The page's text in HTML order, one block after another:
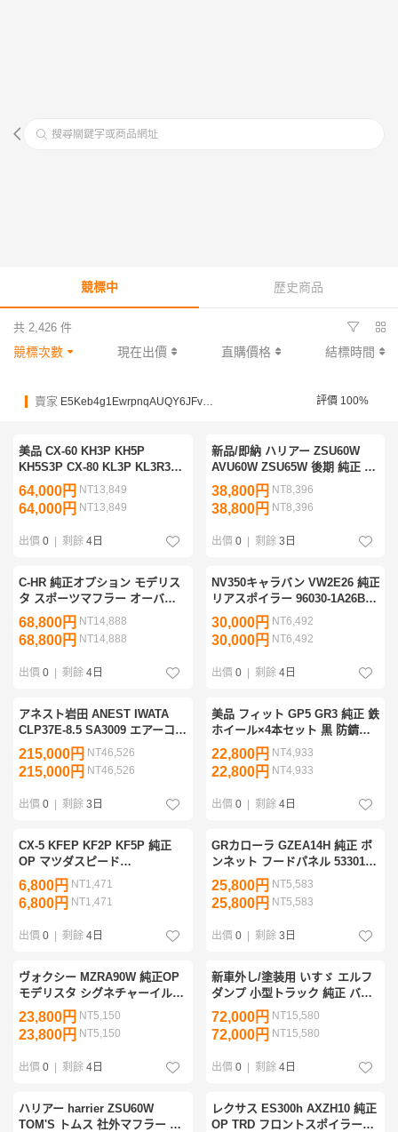
搜尋關鍵字或商品網址
競標中 歷史商品
共 2,426 件
競標次數 現在出價 直購價格 結標時間
賣家 E5Keb4g1EwrpnqAUQY6JFvysyD6Ys 評價 100%
美品 CX-60 KH3P KH5P
KH5S3P CX-80 KL3P KL3R3P
社外 AutoExe オートエグゼ フ
ロントグリル KHA1V4220
KHA1-V4-220 艶消しブラック
64,000円 NT13,849
64,000円 NT13,849
出價 0 | 剩餘 4日
新品/即納 ハリアー ZSU60W
AVU60W ZSU65W 後期 純正 フ
ロント エンブレム 53141-
48120/53141-48121 53141-
48130/53141-48140 管理
38,800円 NT8,396
38,800円 NT8,396
出價 0 | 剩餘 3日
C-HR 純正オプション モデリス
タ スポーツマフラー オーバル
デュアル 4本出し 左右出し
D2174-61830 良品/漏れなし 管
理30923
68,800円 NT14,888
68,800円 NT14,888
出價 0 | 剩餘 4日
NV350キャラバン VW2E26 純正
リアスポイラー 96030-1A26B
960301A26B 96030-1A26 黒/フ
ァントムブラックパール GAE
塗装用 管理29018
30,000円 NT6,492
30,000円 NT6,492
出價 0 | 剩餘 4日
アネスト岩田 ANEST IWATA
CLP37E-8.5 SA3009 エアーコ
ンプレッサー 静音 パッケージ
圧力開閉器式 AC200V 60Hz
3.7kW 管理36239
215,000円 NT46,526
215,000円 NT46,526
出價 0 | 剩餘 3日
美品 フィット GP5 GR3 純正 鉄
ホイール×4本セット 黒 防錆艶
塗装済み 15インチ 6J 4穴
PCD100 +50 ハブ径56 42700-
T5B-N02 T5B 管理31019
22,800円 NT4,933
22,800円 NT4,933
出價 0 | 剩餘 4日
CX-5 KFEP KF2P KF5P 純正
OP マツダスピード
MAZDASPEED リアアンダース
カート 左リアスポイラー QKF1-
50-360 艶消し黒 良品 管理
6,800円 NT1,471
6,800円 NT1,471
出價 0 | 剩餘 4日
GRカローラ GZEA14H 純正 ボ
ンネット フードパネル 53301-
12B90 プラチナホワイトパール
089 補修塗装用 管理32442
25,800円 NT5,583
25,800円 NT5,583
出價 0 | 剩餘 3日
ヴォクシー MZRA90W 純正OP
モデリスタ シグネチャーイルミ
グリル ブルーLED MSD12-
28001 52701-ZR900 クロームM
ジャンク/補修用 管34361
23,800円 NT5,150
23,800円 NT5,150
出價 0 | 剩餘 4日
新車外し/塗装用 いすゞ エルフ
ダンプ 小型トラック 純正 バッ
クパネル リアアオリ
1615×315mm 最大積載量
2000kg 白 ホワイト 管理34242
72,000円 NT15,580
72,000円 NT15,580
出價 0 | 剩餘 4日
ハリアー harrier ZSU60W
TOM'S トムス 社外マフラー ガ
レクサス ES300h AXZH10 純正
OP TRD フロントスポイラー